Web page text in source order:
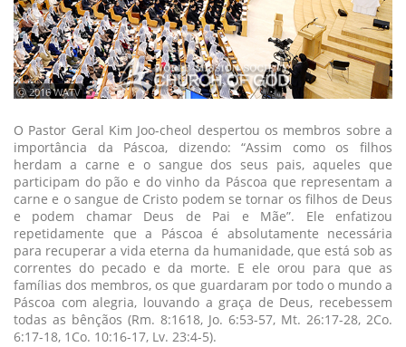
ⓒ 2016 WATV
O Pastor Geral Kim Joo-cheol despertou os membros sobre a
importância da Páscoa, dizendo: “Assim como os filhos
herdam a carne e o sangue dos seus pais, aqueles que
participam do pão e do vinho da Páscoa que representam a
carne e o sangue de Cristo podem se tornar os filhos de Deus
e podem chamar Deus de Pai e Mãe”. Ele enfatizou
repetidamente que a Páscoa é absolutamente necessária
para recuperar a vida eterna da humanidade, que está sob as
correntes do pecado e da morte. E ele orou para que as
famílias dos membros, os que guardaram por todo o mundo a
Páscoa com alegria, louvando a graça de Deus, recebessem
todas as bênçãos (Rm. 8:1618, Jo. 6:53-57, Mt. 26:17-28, 2Co.
6:17-18, 1Co. 10:16-17, Lv. 23:4-5).